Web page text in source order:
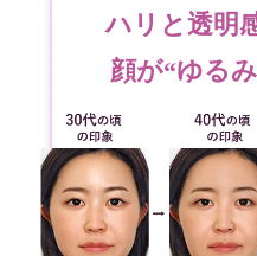
ハリと透明
顔が“ゆる